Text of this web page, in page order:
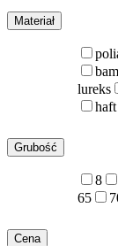
Materiał
lureks
haft
Grubość
8
65
Cena